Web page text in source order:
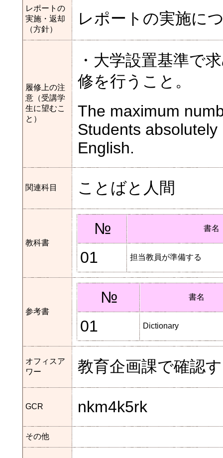
レポートの
実施・返却
（方針）
レポートの実施に
履修上の注
意（受講学
生に望むこ
と）
・大学設置基準で
修を行うこと。
The maximum
Students
English.
関連科目 ことばと人間
教科書
№ 書名
01 担当教員が準備する
参考書
№ 書名
01 Dictionary
オフィスア
ワー
教育企画課で確認
GCR nkm4k5rk
その他